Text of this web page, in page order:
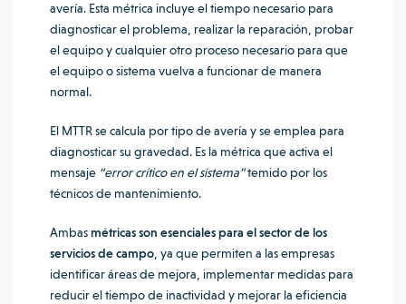
avería. Esta métrica incluye el tiempo necesario para
diagnosticar el problema, realizar la reparación, probar
el equipo y cualquier otro proceso necesario para que
el equipo o sistema vuelva a funcionar de manera
normal.
El MTTR se calcula por tipo de avería y se emplea para
diagnosticar su gravedad. Es la métrica que activa el
mensaje “error crítico en el sistema”temido por los
técnicos de mantenimiento.
Ambasmétricas son esenciales para el sector de los
servicios de campo , ya que permiten a las empresas
identificar áreas de mejora, implementar medidas para
reducir el tiempo de inactividad y mejorar la eficiencia